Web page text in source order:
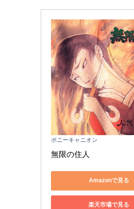
ポニーキャニオン
無限の住人
Amazonで見る
楽天市場で見る